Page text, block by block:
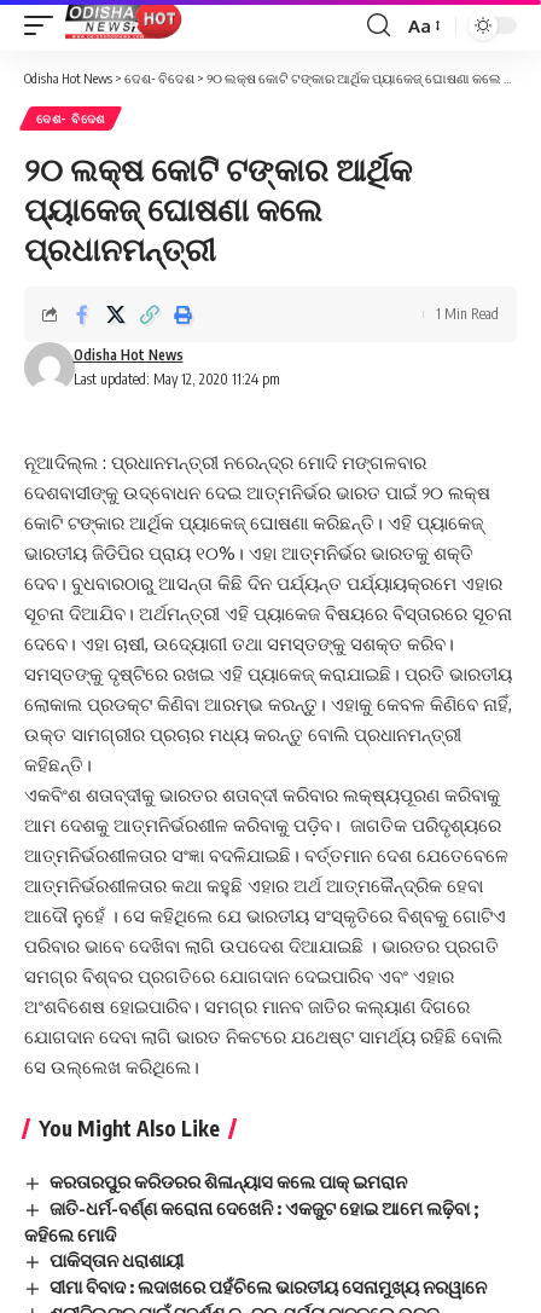
Font
Aa
Odisha Hot News > ଦେଶ- ବିଦେଶ > ୨୦ ଲକ୍ଷ କୋଟି ଟଙ୍କାର ଆର୍ଥିକ ପ୍ୟାକେଜ୍‌ ଘୋଷଣା କଲେ ପ୍ରଧାନମନ୍ତ୍ରୀ
ଦେଶ- ବିଦେଶ
୨୦ ଲକ୍ଷ କୋଟି ଟଙ୍କାର ଆର୍ଥିକ
ପ୍ୟାକେଜ୍‌ ଘୋଷଣା କଲେ
ପ୍ରଧାନମନ୍ତ୍ରୀ
Last updated: May 12, 2020 11:24 pm
Odisha Hot News
1 Min Read
ନୂଆଦିଲ୍ଲ : ପ୍ରଧାନମନ୍ତ୍ରୀ ନରେନ୍ଦ୍ର ମୋଦି ମଙ୍ଗଳବାର
ଦେଶବାସୀଙ୍କୁ ଉଦ୍‌ବୋଧନ ଦେଇ ଆତ୍ମନିର୍ଭର ଭାରତ ପାଇଁ ୨୦ ଲକ୍ଷ
କୋଟି ଟଙ୍କାର ଆର୍ଥିକ ପ୍ୟାକେଜ୍‌ ଘୋଷଣା କରିଛନ୍ତି। ଏହି ପ୍ୟାକେଜ୍‌
ଭାରତୀୟ ଜିଡିପିର ପ୍ରାୟ ୧୦%। ଏହା ଆତ୍ମନିର୍ଭର ଭାରତକୁ ଶକ୍ତି
ଦେବ। ବୁଧବାରଠାରୁ ଆସନ୍ତା କିଛି ଦିନ ପର୍ଯ୍ୟନ୍ତ ପର୍ଯ୍ୟାୟକ୍ରମେ ଏହାର
ସୂଚନା ଦିଆଯିବ। ଅର୍ଥମନ୍ତ୍ରୀ ଏହି ପ୍ୟାକେଜ ବିଷୟରେ ବିସ୍ତାରରେ ସୂଚନା
ଦେବେ। ଏହା ଚାଷୀ, ଉଦ୍ୟୋଗୀ ତଥା ସମସ୍ତଙ୍କୁ ସଶକ୍ତ କରିବ।
ସମସ୍ତଙ୍କୁ ଦୃଷ୍ଟିରେ ରଖଇ ଏହି ପ୍ୟାକେଜ୍‌ କରାଯାଇଛି। ପ୍ରତି ଭାରତୀୟ
ଲୋକାଲ ପ୍ରଡକ୍ଟ କିଣିବା ଆରମ୍ଭ କରନ୍ତୁ। ଏହାକୁ କେବଳ କିଣିବେ ନାହିଁ,
ଉକ୍ତ ସାମଗ୍ରୀର ପ୍ରଚାର ମଧ୍ୟ କରନ୍ତୁ ବୋଲି ପ୍ରଧାନମନ୍ତ୍ରୀ
କହିଛନ୍ତି।
ଏକବିଂଶ ଶତାବ୍ଦୀକୁ ଭାରତର ଶତାବ୍ଦୀ କରିବାର ଲକ୍ଷ୍ୟପୂରଣ କରିବାକୁ
ଆମ ଦେଶକୁ ଆତ୍ମନିର୍ଭରଶୀଳ କରିବାକୁ ପଡ଼ିବ। ଜାଗତିକ ପରିଦୃଶ୍ୟରେ
ଆତ୍ମନିର୍ଭରଶୀଳତାର ସଂଜ୍ଞା ବଦଳିଯାଇଛି। ବର୍ତ୍ତମାନ ଦେଶ ଯେତେବେଳେ
ଆତ୍ମନିର୍ଭରଶୀଳତାର କଥା କହୁଛି ଏହାର ଅର୍ଥ ଆତ୍ମକୈନ୍ଦ୍ରିକ ହେବା
ଆଦୌ ନୁହେଁ । ସେ କହିଥିଲେ ଯେ ଭାରତୀୟ ସଂସ୍କୃତିରେ ବିଶ୍ବକୁ ଗୋଟିଏ
ପରିବାର ଭାବେ ଦେଖିବା ଲାଗି ଉପଦେଶ ଦିଆଯାଇଛି । ଭାରତର ପ୍ରଗତି
ସମଗ୍ର ବିଶ୍ବର ପ୍ରଗତିରେ ଯୋଗଦାନ ଦେଇପାରିବ ଏବଂ ଏହାର
ଅଂଶବିଶେଷ ହୋଇପାରିବ। ସମଗ୍ର ମାନବ ଜାତିର କଲ୍ୟାଣ ଦିଗରେ
ଯୋଗଦାନ ଦେବା ଲାଗି ଭାରତ ନିକଟରେ ଯଥେଷ୍ଟ ସାମର୍ଥ୍ୟ ରହିଛି ବୋଲି
ସେ ଉଲ୍ଲେଖ କରିଥିଲେ।
You Might Also Like
କରତାରପୁର କରିଡରର ଶିଳାନ୍ୟାସ କଲେ ପାକ୍‌ ଇମରାନ
ଜାତି-ଧର୍ମ-ବର୍ଣ୍ଣ କରୋନା ଦେଖେନି : ଏକଜୁଟ ହୋଇ ଆମେ ଲଢ଼ିବା ;
କହିଲେ ମୋଦି
ପାକିସ୍ତାନ ଧରାଶାୟୀ
ସୀମା ବିବାଦ : ଲଦାଖରେ ପହଁଚିଲେ ଭାରତୀୟ ସେନାମୁଖ୍ୟ ନରୱାନେ